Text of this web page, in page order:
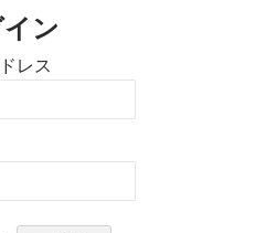
ン
レス